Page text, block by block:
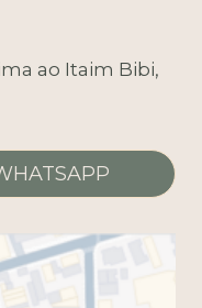
ao Itaim Bibi,